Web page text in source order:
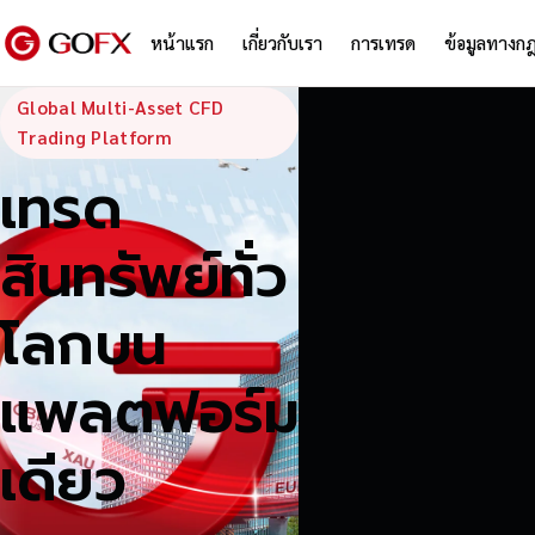
หน้าแรก เกี่ยวกับเรา การเทรด ข้อมูลทางก
GoFX —
Global Multi-Asset CFD
Trading Platform
เทรด
สินทรัพย์ทั่ว
โลกบน
แพลตฟอร์ม
เดียว